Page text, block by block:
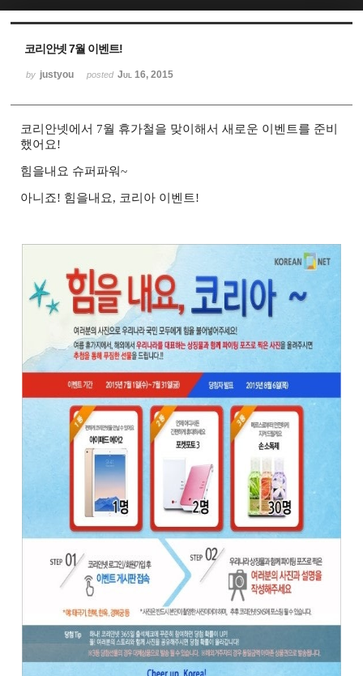
코리안넷 7월 이벤트!
by justyou posted Jul 16, 2015
코리안넷에서 7월 휴가철을 맞이해서 새로운 이벤트를 준비
했어요!
힘을내요 슈퍼파워~
아니죠! 힘을내요, 코리아 이벤트!
Sketchbook5, 스케치북5